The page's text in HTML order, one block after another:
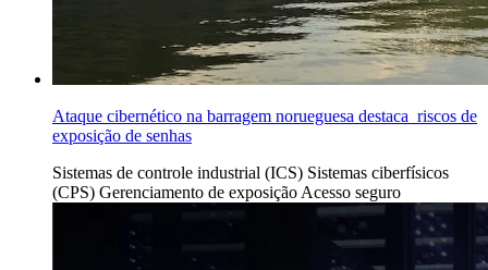
Ataque cibernético na barragem norueguesa destaca riscos de
exposição de senhas
Sistemas de controle industrial (ICS) Sistemas ciberfísicos
(CPS) Gerenciamento de exposição Acesso seguro